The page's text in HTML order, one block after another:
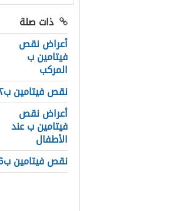
ذات صلة
أعراض نقص
فيتامين ب
المركب
نقص فيتامين ب٢
أعراض نقص
فيتامين ب عند
الأطفال
نقص فيتامين ب6